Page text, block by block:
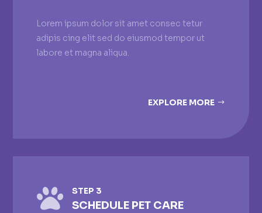
Lorem ipsum dolor sit amet consec tetur
adipis cing elit sed do eiusmod tempor ut
labore et magna aliqua.
EXPLORE MORE
 STEP 3
SCHEDULE PET CARE